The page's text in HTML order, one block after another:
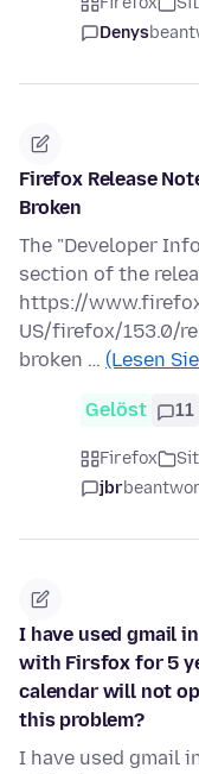
Denys
Firefox Release
Broken
The "Developer
section of the
https://
US/firefox/153.0/
broken … (Lesen
Gelöst 11
Firefox
jbr
I have used gmail
with Firsfox for 5
calendar will not
this problem?
I have used gmail